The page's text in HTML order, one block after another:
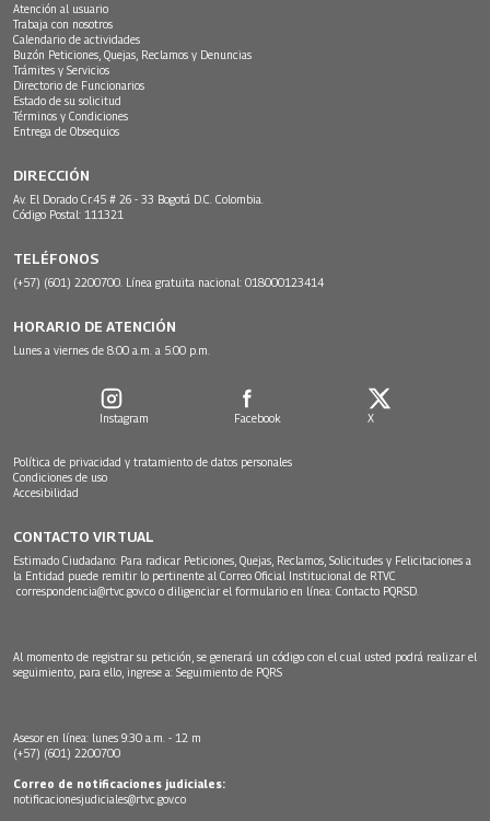
Atención al usuario
Trabaja con nosotros
Calendario de actividades
Buzón Peticiones, Quejas, Reclamos y Denuncias
Trámites y Servicios
Directorio de Funcionarios
Estado de su solicitud
Términos y Condiciones
Entrega de Obsequios
DIRECCIÓN
Av. El Dorado Cr.45 # 26 - 33 Bogotá D.C. Colombia.
Código Postal: 111321
TELÉFONOS
(+57) (601) 2200700. Línea gratuita nacional: 018000123414
HORARIO DE ATENCIÓN
Lunes a viernes de 8:00 a.m. a 5:00 p.m.
Instagram Facebook X
Política de privacidad y tratamiento de datos personales
Condiciones de uso
Accesibilidad
CONTACTO VIRTUAL
Estimado Ciudadano: Para radicar Peticiones, Quejas, Reclamos, Solicitudes y Felicitaciones a
la Entidad puede remitir lo pertinente al Correo Oficial Institucional de RTVC
correspondencia@rtvc.gov.co o diligenciar el formulario en línea: Contacto PQRSD.
Al momento de registrar su petición, se generará un código con el cual usted podrá realizar el
seguimiento, para ello, ingrese a: Seguimiento de PQRS
Asesor en línea: lunes 9:30 a.m. - 12 m
(+57) (601) 2200700
Correo de notificaciones judiciales:
notificacionesjudiciales@rtvc.gov.co